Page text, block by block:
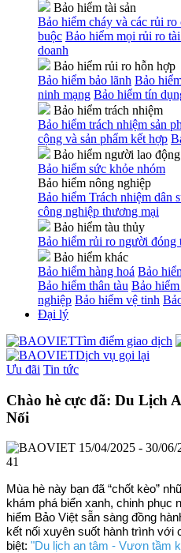
Bảo hiểm tài sản
Bảo hiểm cháy và các rủi ro
buộc Bảo hiểm mọi rủi ro tài
doanh
Bảo hiểm rủi ro hỗn hợp
Bảo hiểm bảo lãnh Bảo
ninh mạng Bảo hiểm tín
Bảo hiểm trách nhiệm
Bảo hiểm trách nhiệm sản
cộng và sản phẩm kết hợp
Bảo hiểm người lao động
Bảo hiểm sức khỏe nhóm
Bảo hiểm nông nghiệp
Bảo hiểm Trách nhiệm dân
công nghiệp thương mại
Bảo hiểm tàu thủy
Bảo hiểm rủi ro người đóng
Bảo hiểm khác
Bảo hiểm hàng hoá Bảo
Bảo hiểm thân tàu Bảo
nghiệp Bảo hiểm vệ tinh
Đại lý
Tìm điểm giao dịch
Dịch vụ gọi lại
Ưu đãi Tin tức
Chào hè cực đã: Du Lịch
Nối
15/04/2025 - 30/06/
41
Mùa hè này bạn đã “chốt kèo”
khám phá biển xanh, chinh phục
hiểm Bảo Việt sẵn sàng đồng
kết nối xuyên suốt hành trình
biệt: "Du lịch an tâm - Vươn tầm